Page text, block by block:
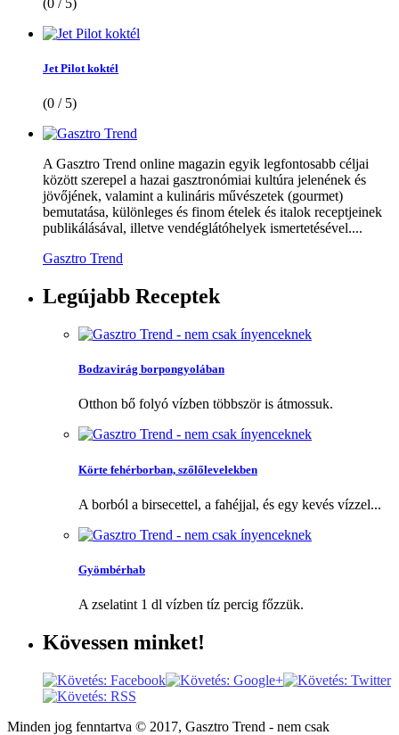
(0 / 5)
Jet Pilot koktél
(0 / 5)
A Gasztro Trend online magazin egyik legfontosabb céljai
között szerepel a hazai gasztronómiai kultúra jelenének és
jövőjének, valamint a kulináris művészetek (gourmet)
bemutatása, különleges és finom ételek és italok receptjeinek
publikálásával, illetve vendéglátóhelyek ismertetésével....
Gasztro Trend
Legújabb Receptek
Bodzavirág borpongyolában
Otthon bő folyó vízben többször is átmossuk.
Körte fehérborban, szőlőlevelekben
A borból a birsecettel, a fahéjjal, és egy kevés vízzel...
Gyömbérhab
A zselatint 1 dl vízben tíz percig főzzük.
Kövessen minket!
Minden jog fenntartva © 2017, Gasztro Trend - nem csak